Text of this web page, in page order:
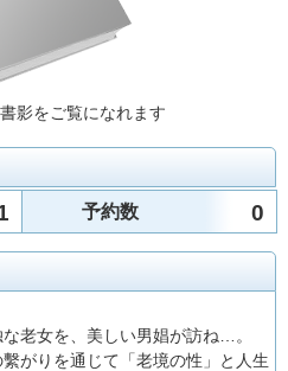
影をご覧になれます
予約数 0
老女を、美しい男娼が訪ね…。
繫がりを通じて「老境の性」と人生